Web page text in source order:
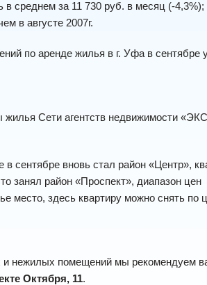
среднем за 11 730 руб. в месяц (-
в августе 2007г.
аренде жилья в г. Уфа в сентябре
Сети агентств недвижимости
в сентябре вновь стал район «Центр»,
занял район «Проспект», диапазон
место, здесь квартиру можно снять
нежилых помещений мы рекомендуем
Октября, 11.